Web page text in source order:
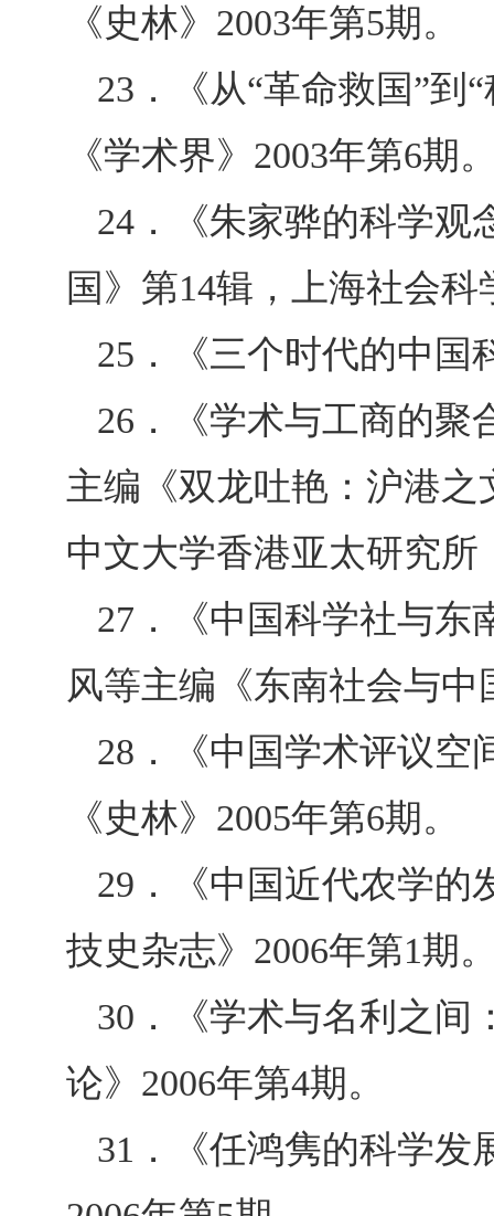
《史林》 2003年第5期。
23 ．《从“革命救国”
《学术界》 2003年第6期
24 ．《朱家骅的科学
国》第14辑，上海社会科
25 ．《三个时代的中
26 ．《学术与工商的
主编《双龙吐艳：沪港
中文大学香港亚太研究所
27 ．《中国科学社与
风等主编《东南社会与
28 ．《中国学术评议
《史林》 2005年第6期。
29 ．《中国近代农学
技史杂志》2006年第1期
30 ．《学术与名利之
论》2006年第4期。
31 ．《任鸿隽的科学